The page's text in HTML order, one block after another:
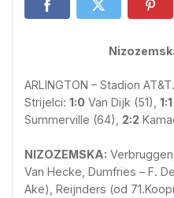
ARLINGTON – Stadion
Strijelci: 1:0 Van Dijk (51), 1:1
Summerville (64), 2:2
NIZOZEMSKA:
Van Hecke, Dumfries – F.
Ake), Reijnders (od